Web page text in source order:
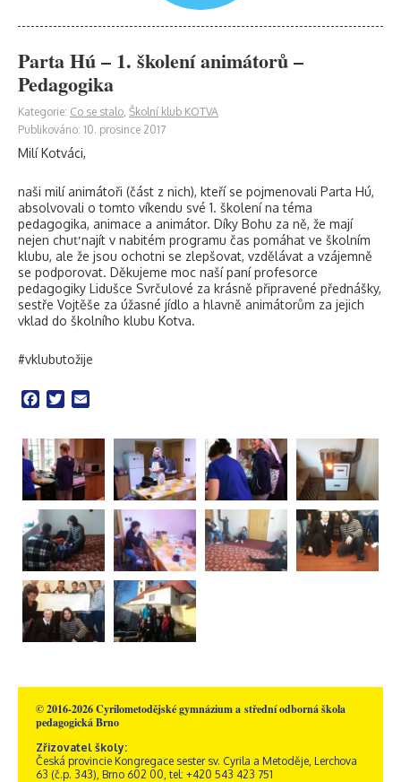
Parta Hú – 1. školení animátorů –
Pedagogika
Kategorie: Co se stalo, Školní klub KOTVA
Publikováno: 10. prosince 2017
Milí Kotváci,
naši milí animátoři (část z nich), kteří se pojmenovali Parta Hú,
absolvovali o tomto víkendu své 1. školení na téma
pedagogika, animace a animátor. Díky Bohu za ně, že mají
nejen chuť najít v nabitém programu čas pomáhat ve školním
klubu, ale že jsou ochotni se zlepšovat, vzdělávat a vzájemně
se podporovat. Děkujeme moc naší paní profesorce
pedagogiky Lidušce Svrčulové za krásně připravené přednášky,
sestře Vojtěše za úžasné jídlo a hlavně animátorům za jejich
vklad do školního klubu Kotva.
#vklubutožije
Facebook
Twitter
© 2016-2026 Cyrilometodějské gymnázium a střední odborná škola
pedagogická Brno
Zřizovatel školy:
Česká provincie Kongregace sester sv. Cyrila a Metoděje, Lerchova
63 (č.p. 343), Brno 602 00, tel: +420 543 423 751